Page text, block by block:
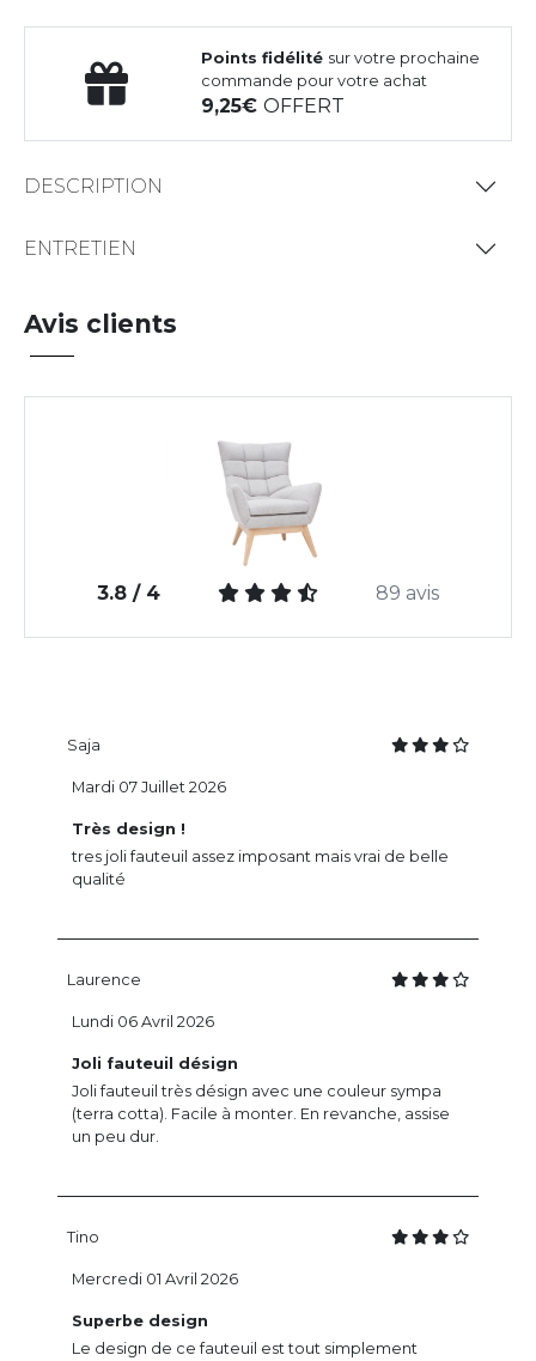
Points fidélité sur votre prochaine
commande pour votre achat
9,25OFFERT
DESCRIPTION
ENTRETIEN
Avis clients
3.8 / 4 89 avis
Saja
Très design !
tres joli fauteuil assez imposant mais vrai de belle
qualité
Mardi 07 Juillet 2026
Laurence
Joli fauteuil désign
Joli fauteuil très désign avec une couleur sympa
(terra cotta). Facile à monter. En revanche, assise
un peu dur.
Lundi 06 Avril 2026
Tino
Superbe design
Le design de ce fauteuil est tout simplement
Mercredi 01 Avril 2026